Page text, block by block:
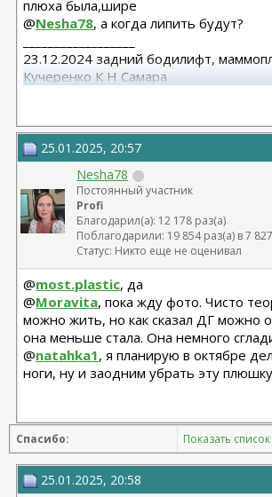
Миниабдо + грыжа 2019 - Малкаров
плюха была,шире
@Nesha78, а когда липить будут?
23.12.2024 задний бодилифт,
Кучеренко К Н Самара
12.08.2025 абдоминопластика с
25.01.2025, 20:57
Nesha78
Постоянный участник
Profi
Благодарил(а): 12 178 раз(а)
Поблагодарили: 19 854 раз(а) в 7
Статус: Никто еще не оценивал
@most.plastic, да
@Moravita, пока жду фото. Чисто
можно жить, но как сказал ДГ можно
она меньше стала. Она немного
@natahka1, я планирую в октябре
ноги, ну и заодним убрать эту
Спасибо: Показать список
25.01.2025, 20:58